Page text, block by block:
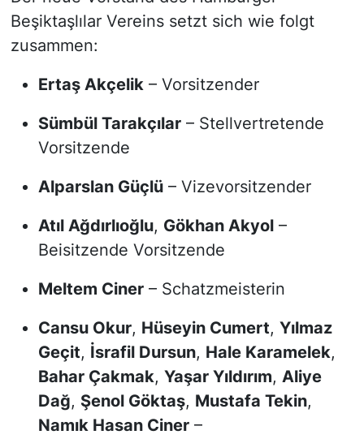
Beşiktaşlılar Vereins setzt sich wie folgt
zusammen:
Ertaş Akçelik– Vorsitzender
Sümbül Tarakçılar– Stellvertretende
Vorsitzende
Alparslan Güçlü– Vizevorsitzender
Atıl Ağdırlıoğlu, Gökhan Akyol–
Beisitzende Vorsitzende
Meltem Ciner– Schatzmeisterin
Cansu Okur, Hüseyin Cumert, Yılmaz
Geçit, İsrafil Dursun, Hale Karamelek,
Bahar Çakmak, Yaşar Yıldırım, Aliye
Dağ, Şenol Göktaş, Mustafa Tekin,
Namık Hasan Ciner–